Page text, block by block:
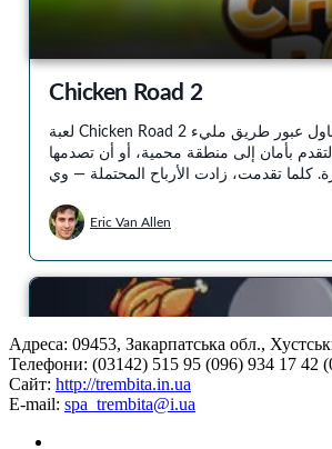
Адреса: 09453, Закарпатська обл.,
Телефони: (03142) 515 95 (096) 934 17 42
Сайт: http://trembita.in.ua
E-mail: spa_trembita@i.ua